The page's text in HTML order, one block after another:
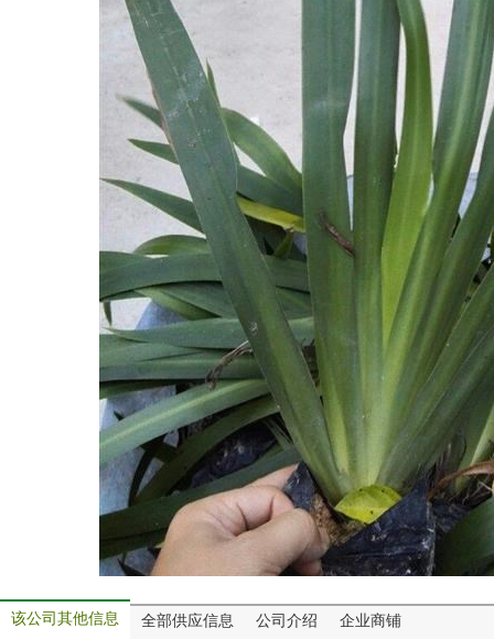
该公司其他信息 全部供应信息 公司介绍 企业商铺